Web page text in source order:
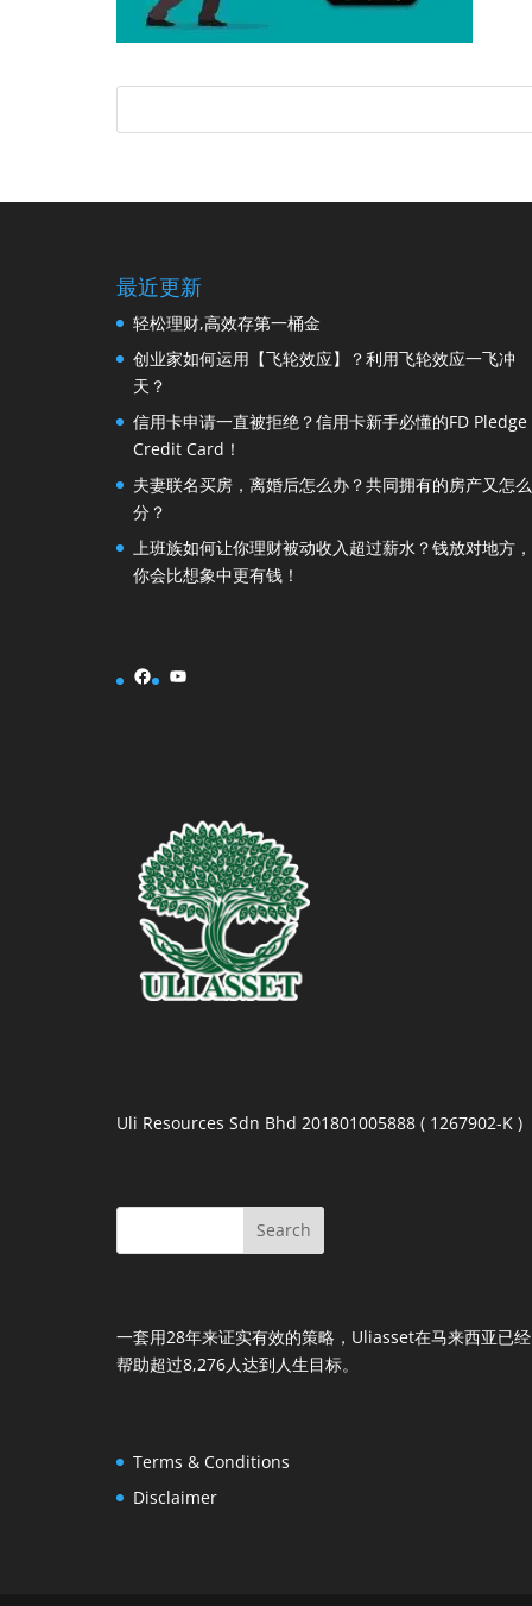
最近更新
轻松理财,高效存第一桶金
创业家如何运用【飞轮效应】？利用飞轮效应一飞冲
天？
信用卡申请一直被拒绝？信用卡新手必懂的FD Pledge
Credit Card！
夫妻联名买房，离婚后怎么办？共同拥有的房产又怎么
分？
上班族如何让你理财被动收入超过薪水？钱放对地方，
你会比想象中更有钱！
FacebookYouTube
Uli Resources Sdn Bhd 201801005888 ( 1267902-K )
一套用28年来证实有效的策略，Uliasset在马来西亚已经
帮助超过8,276人达到人生目标。
Terms & Conditions
Disclaimer